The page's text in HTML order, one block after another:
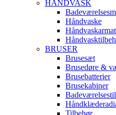
HÅNDVASK
Håndvaske
BRUSER
Brusesæt
Brusedøre &
Brusebatterier
Brusekabiner
Tilbehør